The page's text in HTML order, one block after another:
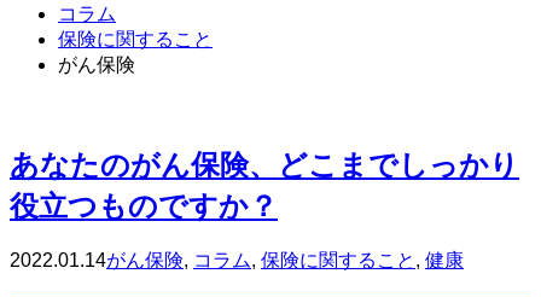
コラム
保険に関すること
がん保険
あなたのがん保険、どこまでしっかり
役立つものですか？
2022.01.14がん保険, コラム, 保険に関すること , 健康